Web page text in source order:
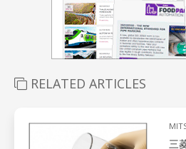
RELATED ARTICLES
三